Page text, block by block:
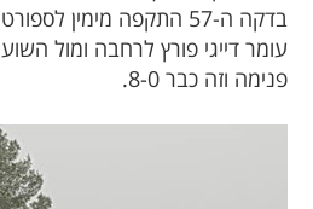
פנימה וזה כבר 8-0.